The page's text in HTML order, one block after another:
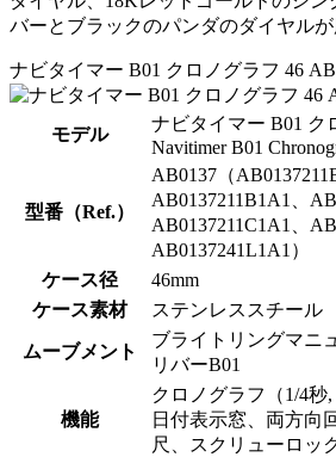
バーとブラックのパンダのダイヤルが
ナビタイマー B01 クロノグラフ 46
モデル
ナビタイマー B01 ク
Navitimer B01
型番（Ref.）
AB0137（
AB0137211B1A1、
AB0137211C1A1、
AB0137241L1A1）
ケース径
46mm
ケース素材
ステンレススチール
ムーブメント
ブライトリングマニ
リバーB01
機能
クロノグラフ（1/4秒,
日付表示窓、両方向
尺、スクリューロッ